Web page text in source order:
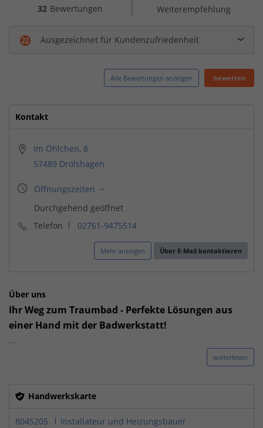
32 Bewertungen
Weiterempfehlung
Ausgezeichnet für Kundenzufriedenheit
Alle Bewertungen anzeigen bewerten
Kontakt
Im Öhlchen, 8
57489 Drolshagen
Telefon 02761-9475514
Mehr anzeigen Über E-Mail kontaktieren
Über uns
Ihr Weg zum Traumbad - Perfekte Lösungen aus
einer Hand mit der Badwerkstatt!
...
weiterlesen
Handwerkskarte
8045205 Installateur und Heizungsbauer